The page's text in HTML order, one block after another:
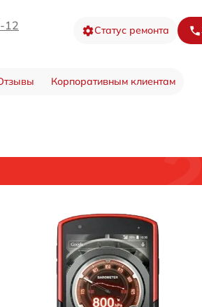
12 Статус ремонта
Корпоративным клиентам